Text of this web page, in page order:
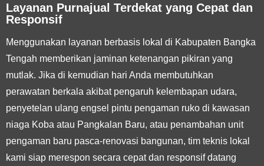
Layanan Purnajual Terdekat yang Cepat dan
Responsif
Menggunakan layanan berbasis lokal di Kabupaten Bangka
Tengah memberikan jaminan ketenangan pikiran yang
mutlak. Jika di kemudian hari Anda membutuhkan
perawatan berkala akibat pengaruh kelembapan udara,
penyetelan ulang engsel pintu pengaman ruko di kawasan
niaga Koba atau Pangkalan Baru, atau penambahan unit
pengaman baru pasca-renovasi bangunan, tim teknis lokal
kami siap merespon secara cepat dan responsif datang